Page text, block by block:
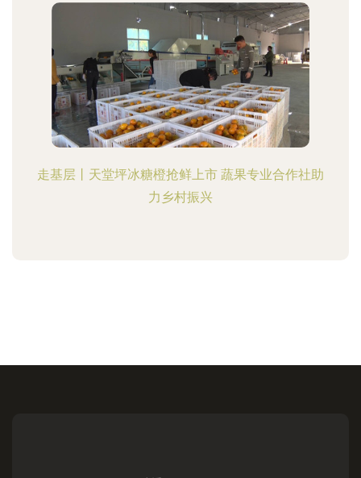
走基层丨天堂坪冰糖橙抢鲜上市 蔬果专业合作社助
力乡村振兴